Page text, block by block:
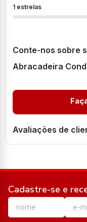
1 estrelas
Conte-nos sobre
Abracadeira
Avaliações de
Cadastre-se e